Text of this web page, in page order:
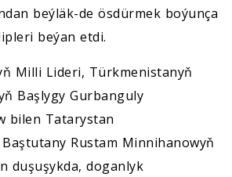
beýläk-de ösdürmek boýunça
beýan etdi.
Milli Lideri, Türkmenistanyň
Başlygy Gurbanguly
bilen Tatarystan
Rustam Minnihanowyň
duşuşykda, doganlyk